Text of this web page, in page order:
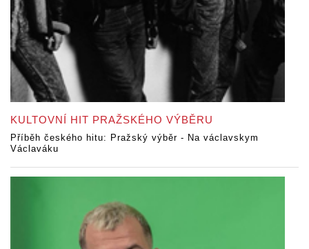
KULTOVNÍ HIT PRAŽSKÉHO VÝBĚRU
Příběh českého hitu: Pražský výběr - Na václavskym
Václaváku